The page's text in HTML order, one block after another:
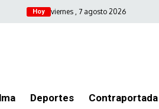
Hoy viernes , 7 agosto 2026
Deportes Contraportada